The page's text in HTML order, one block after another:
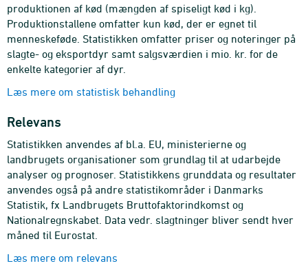
produktionen af kød (mængden af spiseligt kød i kg).
Produktionstallene omfatter kun kød, der er egnet til
menneskeføde. Statistikken omfatter priser og noteringer på
slagte- og eksportdyr samt salgsværdien i mio. kr. for de
enkelte kategorier af dyr.
Læs mere om statistisk behandling
Relevans
Statistikken anvendes af bl.a. EU, ministerierne og
landbrugets organisationer som grundlag til at udarbejde
analyser og prognoser. Statistikkens grunddata og resultater
anvendes også på andre statistikområder i Danmarks
Statistik, fx Landbrugets Bruttofaktorindkomst og
Nationalregnskabet. Data vedr. slagtninger bliver sendt hver
måned til Eurostat.
Læs mere om relevans